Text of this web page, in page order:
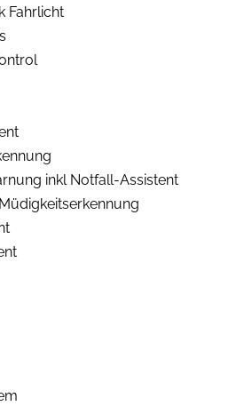
Fahrlicht
inkl Notfall-Assistent